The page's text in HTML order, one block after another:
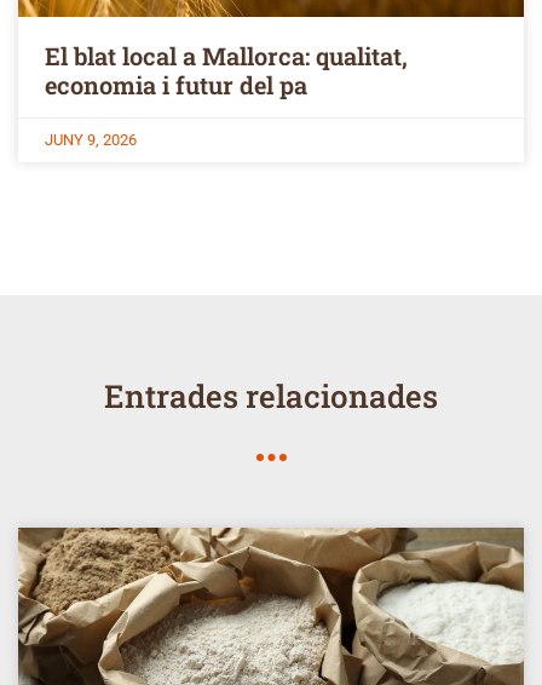
El blat local a Mallorca: qualitat,
economia i futur del pa
JUNY 9, 2026
Entrades relacionades